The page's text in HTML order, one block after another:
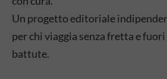
Un progetto editoriale
per chi viaggia senza fretta e
battute.